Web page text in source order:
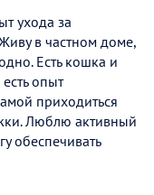
ухода за
в частном доме,
Есть кошка и
опыт
приходиться
Люблю активный
обеспечивать